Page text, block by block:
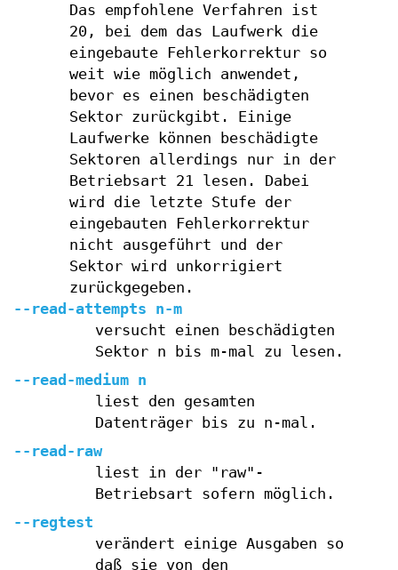
Das empfohlene Verfahren ist
20, bei dem das Laufwerk die
eingebaute Fehlerkorrektur so
weit wie möglich anwendet,
bevor es einen beschädigten
Sektor zurückgibt. Einige
Laufwerke können beschädigte
Sektoren allerdings nur in der
Betriebsart 21 lesen. Dabei
wird die letzte Stufe der
eingebauten Fehlerkorrektur
nicht ausgeführt und der
Sektor wird unkorrigiert
zurückgegeben.
--read-attempts n-m
versucht einen beschädigten
Sektor n bis m-mal zu lesen.
--read-medium n
liest den gesamten
Datenträger bis zu n-mal.
--read-raw
liest in der "raw"-
Betriebsart sofern möglich.
--regtest
verändert einige Ausgaben so
daß sie von den